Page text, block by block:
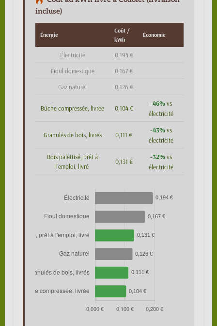
incluse)
Énergie
Coût /
kWh
Économie
Électricité 0,194 €
Fioul domestique 0,167 €
Gaz naturel 0,126 €
Bûche compressée, livrée 0,104 €
-46%vs
électricité
Granulés de bois, livrés 0,111 €
-43%vs
électricité
Bois palettisé, prêt à
l'emploi, livré
0,131 €
-32%vs
électricité